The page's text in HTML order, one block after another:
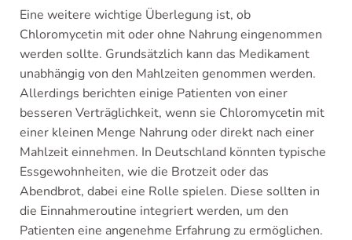
Eine weitere wichtige Überlegung ist, ob
Chloromycetin mit oder ohne Nahrung eingenommen
werden sollte. Grundsätzlich kann das Medikament
unabhängig von den Mahlzeiten genommen werden.
Allerdings berichten einige Patienten von einer
besseren Verträglichkeit, wenn sie Chloromycetin mit
einer kleinen Menge Nahrung oder direkt nach einer
Mahlzeit einnehmen. In Deutschland könnten typische
Essgewohnheiten, wie die Brotzeit oder das
Abendbrot, dabei eine Rolle spielen. Diese sollten in
die Einnahmeroutine integriert werden, um den
Patienten eine angenehme Erfahrung zu ermöglichen.